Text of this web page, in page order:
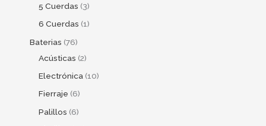
5 Cuerdas 3
6 Cuerdas 1
Baterias 76
Acústicas 2
Electrónica 10
Fierraje 6
Palillos 6